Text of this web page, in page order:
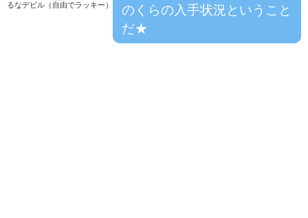
るなデビル（自由でラッキー）
のくらの入手状況ということ
だ★